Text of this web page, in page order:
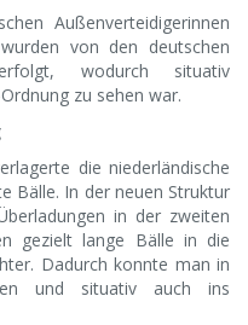
Außenverteidigerinnen
von den deutschen
wodurch situativ
zu sehen war.
die niederländische
Bälle. In der neuen Struktur
in der zweiten
gezielt lange Bälle in die
Dadurch konnte man in
und situativ auch ins